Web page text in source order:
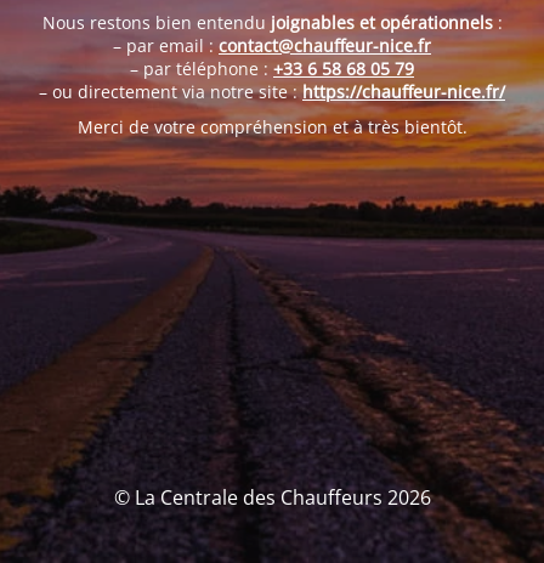
Nous restons bien entendu joignables et opérationnels:
– par email :contact@chauffeur-nice.fr
– par téléphone : +33 6 58 68 05 79
– ou directement via notre site :https://chauffeur-nice.fr/
Merci de votre compréhension et à très bientôt.
© La Centrale des Chauffeurs 2026